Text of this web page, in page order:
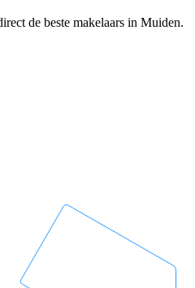
de beste makelaars in Muiden.